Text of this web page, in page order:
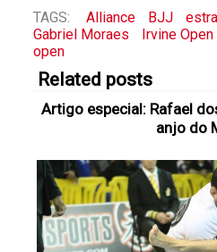
TAGS: Alliance BJJ
Gabriel Moraes
Irvine Open
open
Related posts
Artigo especial: Rafael
anjo do